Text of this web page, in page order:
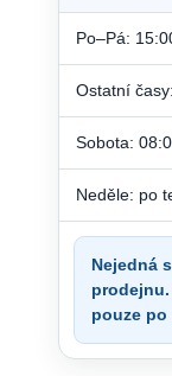
Po–Pá:
Ostatní
Sobota:
Neděle: po
Nejedná
pouze